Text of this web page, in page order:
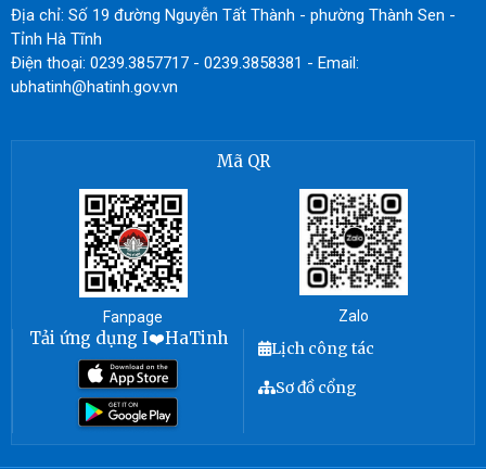
Địa chỉ: Số 19 đường Nguyễn Tất Thành - phường Thành Sen -
Tỉnh Hà Tĩnh
Điện thoại: 0239.3857717 - 0239.3858381 - Email:
ubhatinh@hatinh.gov.vn
Mã QR
Fanpage Zalo
Tải ứng dụng I❤️HaTinh
Lịch công tác
Sơ đồ cổng